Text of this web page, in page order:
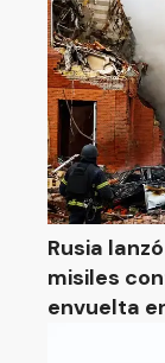
Rusia
misiles
envuelta